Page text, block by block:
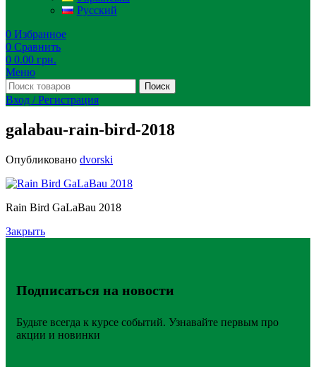
Русский
0 Избранное
0 Сравнить
0 0.00 грн.
Меню
Поиск
Вход / Регистрация
galabau-rain-bird-2018
Опубликовано dvorski
Rain Bird GaLaBau 2018
Закрыть
Подписаться на новости
Будьте всегда к курсе событий. Узнавайте первым про
акции и новинки